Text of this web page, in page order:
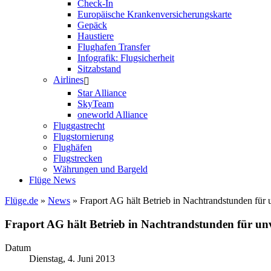
Check-In
Europäische Krankenversicherungskarte
Gepäck
Haustiere
Flughafen Transfer
Infografik: Flugsicherheit
Sitzabstand
Airlines
Star Alliance
SkyTeam
oneworld Alliance
Fluggastrecht
Flugstornierung
Flughäfen
Flugstrecken
Währungen und Bargeld
Flüge News
Flüge.de » News » Fraport AG hält Betrieb in Nachtrandstunden für
Fraport AG hält Betrieb in Nachtrandstunden für
Datum
Dienstag, 4. Juni 2013